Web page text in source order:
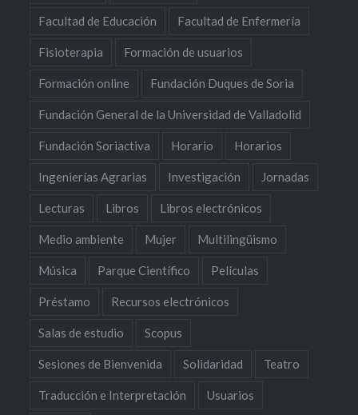
Facultad de Educación Facultad de Enfermería
Fisioterapia Formación de usuarios
Formación online Fundación Duques de Soria
Fundación General de la Universidad de Valladolid
Fundación Soriactiva Horario Horarios
Ingenierías Agrarias Investigación Jornadas
Lecturas Libros Libros electrónicos
Medio ambiente Mujer Multilingüismo
Música Parque Científico Películas
Préstamo Recursos electrónicos
Salas de estudio Scopus
Sesiones de Bienvenida Solidaridad Teatro
Traducción e Interpretación Usuarios